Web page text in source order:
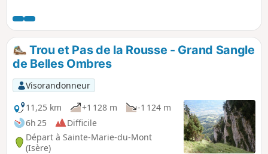
principalement hors sentier, et nécessite un pied sûr et un
bon sens de l'orientation. Il est peu probable d'y rencontrer
d'autres marcheurs, sauf à la Croix de l'Alpe et sur la
portion de sentier qui y mène.
Trou et Pas de la Rousse - Grand Sangle
de Belles Ombres
Visorandonneur
11,25 km
+1 128 m
-1 124 m
6h 25
Difficile
Départ à Sainte-Marie-du-Mont
(Isère)